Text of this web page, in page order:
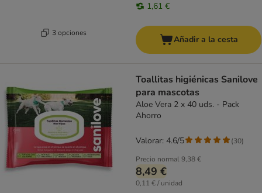
3 opciones
1,61 €
Añadir a la cesta
Toallitas higiénicas Sanilove
para mascotas
Aloe Vera 2 x 40 uds. - Pack
Ahorro
Precio normal9,38 €
8,49 €
0,11 € / unidad
Valorar: 4.6/5 (30)